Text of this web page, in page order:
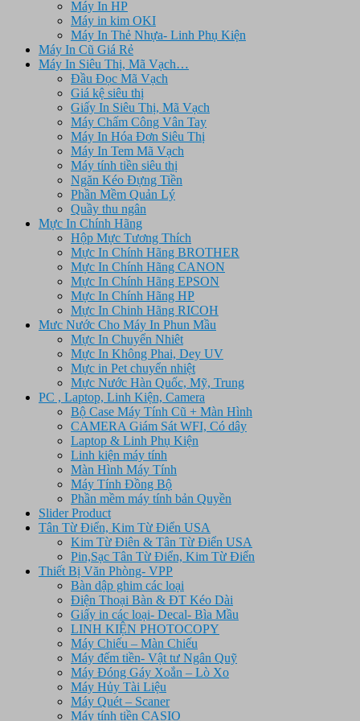
Máy In HP
Máy in kim OKI
Máy In Thẻ Nhựa- Linh Phụ Kiện
Máy In Cũ Giá Rẻ
Máy In Siêu Thị, Mã Vạch…
Đầu Đọc Mã Vạch
Giá kệ siêu thị
Giấy In Siêu Thị, Mã Vạch
Máy Chấm Công Vân Tay
Máy In Hóa Đơn Siêu Thị
Máy In Tem Mã Vạch
Máy tính tiền siêu thị
Ngăn Kéo Đựng Tiền
Phần Mềm Quản Lý
Quầy thu ngân
Mực In Chính Hãng
Hộp Mực Tương Thích
Mực In Chính Hãng BROTHER
Mực In Chính Hãng CANON
Mực In Chính Hãng EPSON
Mực In Chính Hãng HP
Mực In Chinh Hãng RICOH
Mưc Nước Cho Máy In Phun Mầu
Mực In Chuyển Nhiêt
Mực In Không Phai, Dey UV
Mực in Pet chuyển nhiệt
Mực Nước Hàn Quốc, Mỹ, Trung
PC , Laptop, Linh Kiện, Camera
Bộ Case Máy Tính Cũ + Màn Hình
CAMERA Giám Sát WFI, Có dây
Laptop & Linh Phụ Kiện
Linh kiện máy tính
Màn Hình Máy Tính
Máy Tính Đồng Bộ
Phần mềm máy tính bản Quyền
Slider Product
Tân Từ Điển, Kim Từ Điển USA
Kim Từ Điên & Tân Từ Điển USA
Pin,Sạc Tân Từ Điển, Kim Từ Điển
Thiết Bị Văn Phòng- VPP
Bàn dập ghim các loại
Điện Thoại Bàn & ĐT Kéo Dài
Giấy in các loại- Decal- Bìa Mầu
LINH KIỆN PHOTOCOPY
Máy Chiếu – Màn Chiếu
Máy đếm tiền- Vật tư Ngân Quỹ
Máy Đóng Gáy Xoắn – Lò Xo
Máy Hủy Tài Liệu
Máy Quét – Scaner
Máy tính tiền CASIO